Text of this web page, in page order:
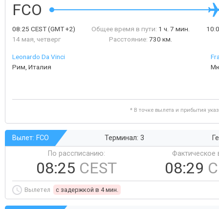
FCO
08:25 CEST(GMT +2)
14 мая, четверг
Общее время в пути: 1 ч. 7 мин.
Расстояние: 730 км.
Leonardo Da Vinci
Рим, Италия
* В точке вылета и прибытия
Вылет: FCO Терминал: 3
По рассписанию:
08:25 CEST
Фактическое
08:29
Вылетел c задержкой в 4 мин.